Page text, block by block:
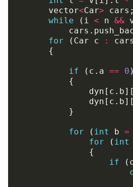
vector<Car> cars ;
while
( i < n &&
cars .
for
( Car c : cars
{
if ( c . a == 0 )
{
dyn [ c . b][
dyn [ c . b][
}
for ( int b =
for
( int
{
if
(